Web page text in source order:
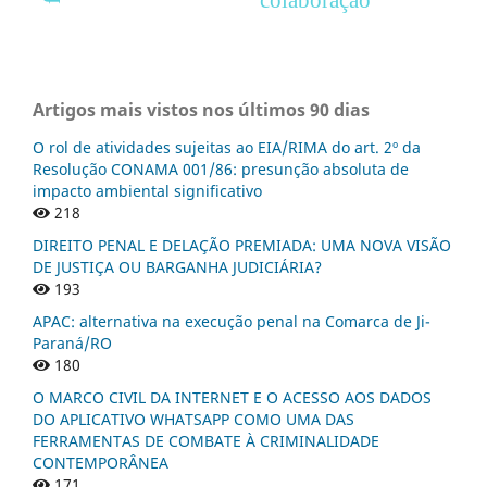
Artigos mais vistos nos últimos 90 dias
O rol de atividades sujeitas ao EIA/RIMA do art. 2º da
Resolução CONAMA 001/86: presunção absoluta de
impacto ambiental significativo
218
DIREITO PENAL E DELAÇÃO PREMIADA: UMA NOVA VISÃO
DE JUSTIÇA OU BARGANHA JUDICIÁRIA?
193
APAC: alternativa na execução penal na Comarca de Ji-
Paraná/RO
180
O MARCO CIVIL DA INTERNET E O ACESSO AOS DADOS
DO APLICATIVO WHATSAPP COMO UMA DAS
FERRAMENTAS DE COMBATE À CRIMINALIDADE
CONTEMPORÂNEA